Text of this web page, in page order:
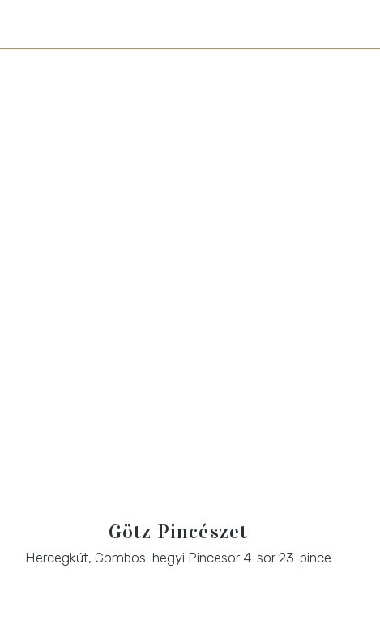
Götz Pincészet
Hercegkút, Gombos-hegyi Pincesor 4. sor 23. pince